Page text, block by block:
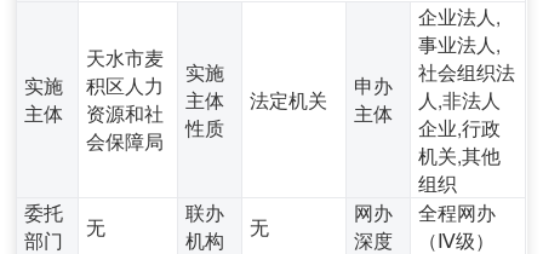
实施
主体
天水市麦
积区人力
资源和社
会保障局
实施
主体
性质
法定机关
申办
主体
企业法人,
事业法人,
社会组织法
人,非法人
企业,行政
机关,其他
组织
委托
部门
无
联办
机构
无
网办
深度
全程网办
（Ⅳ级）